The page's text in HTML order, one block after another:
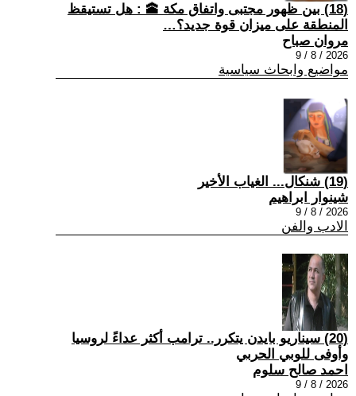
(18) بين ظهور مجتبى واتفاق مكة 🕋 : هل تستيقظ
المنطقة على ميزان قوة جديد؟…
مروان صباح
2026 / 8 / 9
مواضيع وابحاث سياسية
(19) شنكال... الغياب الأخير
شينوار ابراهيم
2026 / 8 / 9
الادب والفن
(20) سيناريو بايدن يتكرر.. ترامب أكثر عداءً لروسيا
وأوفى للوبي الحربي
احمد صالح سلوم
2026 / 8 / 9